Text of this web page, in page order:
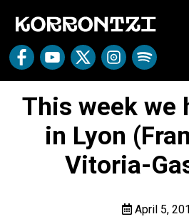
This week we
in Lyon
Vitoria-
April 5,